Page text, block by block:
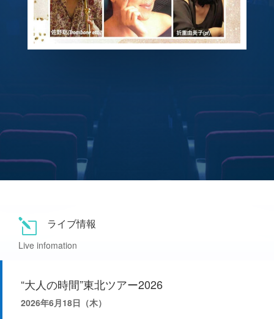
l ライブ情報
Live infomation
“大人の時間”東北ツアー2026
2026年6月18日（木）